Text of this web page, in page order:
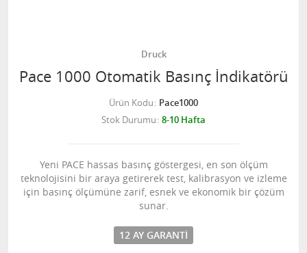
Druck
Pace 1000 Otomatik Basınç İndikatörü
Ürün Kodu Pace1000
Stok Durumu 8-10 Hafta
Yeni PACE hassas basınç göstergesi, en son ölçüm
teknolojisini bir araya getirerek test, kalibrasyon ve izleme
için basınç ölçümüne zarif, esnek ve ekonomik bir çözüm
sunar.
12 AY GARANTI